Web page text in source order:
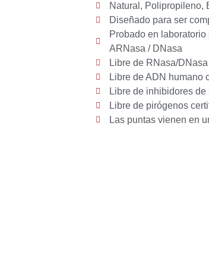
Natural, Polipropileno,
Diseñado para ser
Probado en
ARNasa / DNasa
Libre de RNasa/
Libre de ADN humano
Libre de inhibidores
Libre de pirógenos
Las puntas vienen en